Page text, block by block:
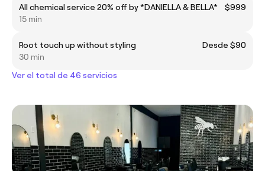
All chemical service 20% off by *DANIELLA & BELLA*
$999
15 min
Root touch up without styling
Desde $90
30 min
Ver el total de 46 servicios